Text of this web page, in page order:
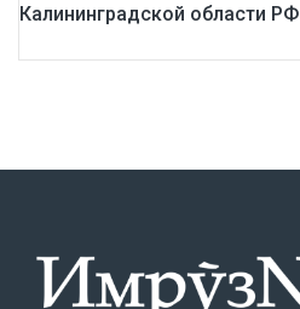
Калининградской области РФ